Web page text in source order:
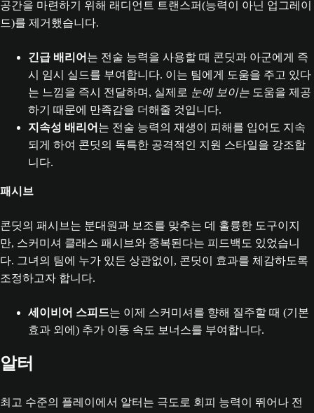
공간을 마련하기 위해 래디언트 트랜스퍼(능력이 아닌 업그레이
드)를 제거했습니다.
긴급 배리어 는 전술 능력을 사용할 때 콘딧과 아군에게 즉
시 임시 실드를 부여합니다. 이는 팀에게 도움을 주고 있다
는 느낌을 즉시 전달하며, 실제로 눈에 보이는 도움을 제공
하기 때문에 만족감을 더해줄 것입니다.
지속성 배리어 는 전술 능력의 재생이 피해를 입어도 지속
되게 하여 콘딧의 독특한 공격적인 지원 스타일을 강조합
니다.
패시브
콘딧의 패시브는 분대원과 보조를 맞추는 데 훌륭한 도구이지
만, 스커미셔 클래스 패시브와 중복된다는 피드백도 있었습니
다. 그녀의 팀에 누가 있든 상관없이, 콘딧이 효과를 체감하도록
조정하고자 합니다.
세이비어 스피드는 이제 스커미셔를 향해 질주할 때 (기본
효과 외에) 추가 이동 속도 보너스를 부여합니다.
알터
최고 수준의 플레이에서 알터는 극도로 회피 능력이 뛰어나 전